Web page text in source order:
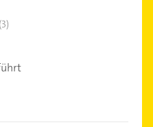
(3)